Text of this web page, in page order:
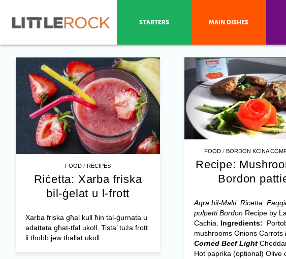
FOOD /RECIPES
Riċetta: Xarba friska
bil-ġelat u l-frott
Xarba friska għal kull ħin tal-ġurnata u
adattata għat-tfal ukoll. Tista’ tuża frott
li tħobb jew tħallat ukoll. ...
FOOD/ BORDON KCINA
Recipe:
Bordon
Aqra bil-Malti: Riċetta:
pulpetti BordonRecipe by
Cachia. Ingredients:
mushrooms Onions Carrots
Corned Beef Light
Hot paprika (optional) Olive
STARTERS MAIN DISHES